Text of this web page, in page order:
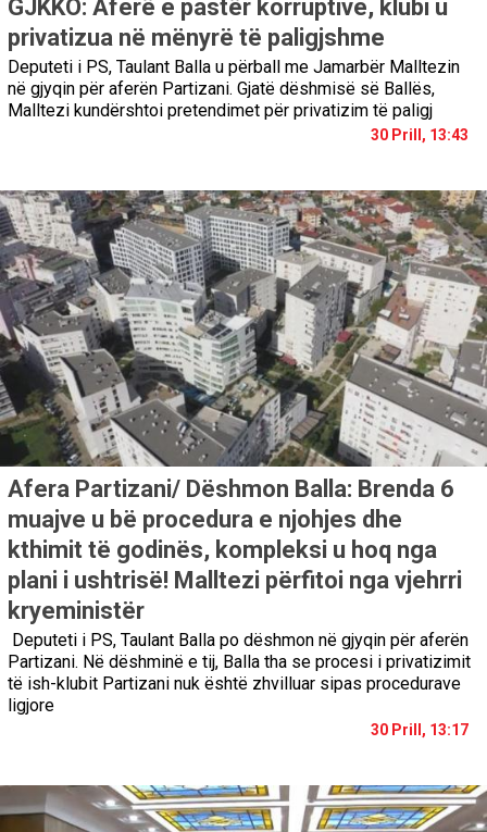
GJKKO: Aferë e pastër korruptive, klubi u
privatizua në mënyrë të paligjshme
Deputeti i PS, Taulant Balla u përball me Jamarbër Malltezin
në gjyqin për aferën Partizani. Gjatë dëshmisë së Ballës,
Malltezi kundërshtoi pretendimet për privatizim të paligj
30 Prill, 13:43
Afera Partizani/ Dëshmon Balla: Brenda 6
muajve u bë procedura e njohjes dhe
kthimit të godinës, kompleksi u hoq nga
plani i ushtrisë! Malltezi përfitoi nga vjehrri
kryeministër
Deputeti i PS, Taulant Balla po dëshmon në gjyqin për aferën
Partizani. Në dëshminë e tij, Balla tha se procesi i privatizimit
të ish-klubit Partizani nuk është zhvilluar sipas procedurave
ligjore
30 Prill, 13:17